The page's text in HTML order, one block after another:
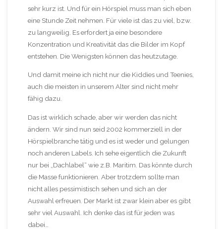
sehr kurz ist. Und für ein Hörspiel muss man sich eben
eine Stunde Zeit nehmen. Für viele ist das zu viel, bzw.
zu langweilig. Es erfordert ja eine besondere
Konzentration und Kreativität das die Bilder im Kopf
entstehen. Die Wenigsten können das heutzutage.
Und damit meine ich nicht nur die Kiddies und Teenies,
auch die meisten in unserem Alter sind nicht mehr
fähig dazu.
Das ist wirklich schade, aber wir werden das nicht
ändern. Wir sind nun seid 2002 kommerziell in der
Hörspielbranche tätig und es ist weder und gelungen
noch anderen Labels. Ich sehe eigentlich die Zukunft
nur bei „Dachlabel“ wie z.B. Maritim. Das könnte durch
die Masse funktionieren. Aber trotzdem sollte man
nicht alles pessimistisch sehen und sich an der
Auswahl erfreuen. Der Markt ist zwar klein aber es gibt
sehr viel Auswahl. Ich denke das ist für jeden was
dabei…